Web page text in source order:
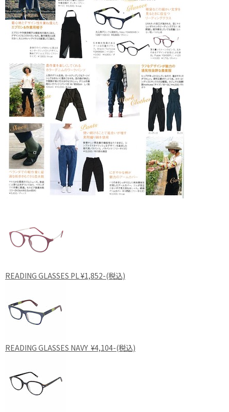
READING GLASSES PL ¥1,852-(税込)
READING GLASSES NAVY ¥4,104-(税込)